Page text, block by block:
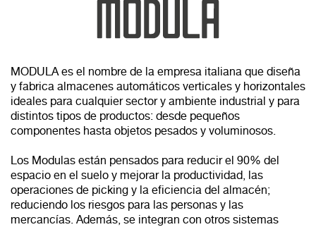
MODULA es el nombre de la empresa italiana que diseña
y fabrica almacenes automáticos verticales y horizontales
ideales para cualquier sector y ambiente industrial y para
distintos tipos de productos: desde pequeños
componentes hasta objetos pesados y voluminosos.
Los Modulas están pensados para reducir el 90% del
espacio en el suelo y mejorar la productividad, las
operaciones de picking y la eficiencia del almacén;
reduciendo los riesgos para las personas y las
mercancías. Además, se integran con otros sistemas